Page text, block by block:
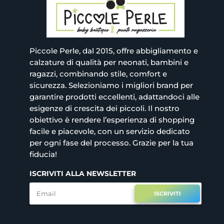
Piccole Perle, dal 2015, offre abbigliamento e
calzature di qualità per neonati, bambini e
ragazzi, combinando stile, comfort e
sicurezza. Selezioniamo i migliori brand per
garantire prodotti eccellenti, adattandoci alle
esigenze di crescita dei piccoli. Il nostro
obiettivo è rendere l’esperienza di shopping
facile e piacevole, con un servizio dedicato
per ogni fase del processo. Grazie per la tua
fiducia!
ISCRIVITI ALLA NEWSLETTER
ISCRIVITI